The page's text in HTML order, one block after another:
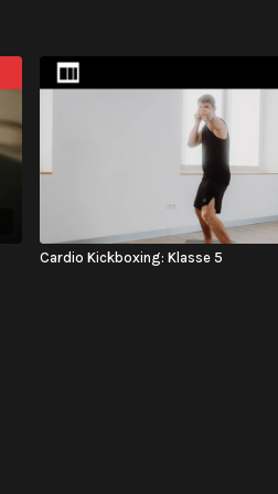
Cardio Kickboxing: Klasse 5